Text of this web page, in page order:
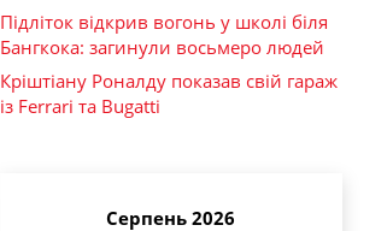
Підліток відкрив вогонь у школі біля
Бангкока: загинули восьмеро людей
Кріштіану Роналду показав свій гараж
із Ferrari та Bugatti
Серпень 2026